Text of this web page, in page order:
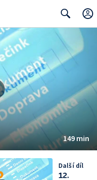
Search
149 min
Další díl
12.